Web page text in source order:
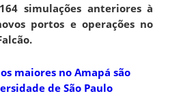
simulações anteriores à
portos e operações no
maiores no Amapá são
de São Paulo